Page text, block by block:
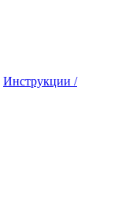
Инструкции /